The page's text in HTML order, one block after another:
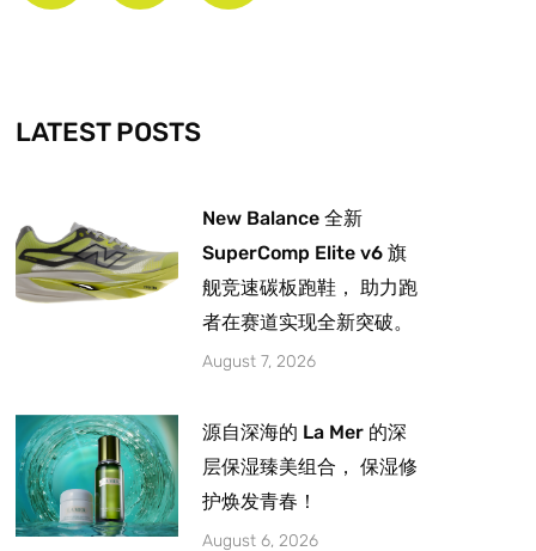
-
f
m
LATEST POSTS
New Balance 全新
SuperComp Elite v6 旗
舰竞速碳板跑鞋， 助力跑
者在赛道实现全新突破。
August 7, 2026
源自深海的 La Mer 的深
层保湿臻美组合， 保湿修
护焕发青春！
August 6, 2026